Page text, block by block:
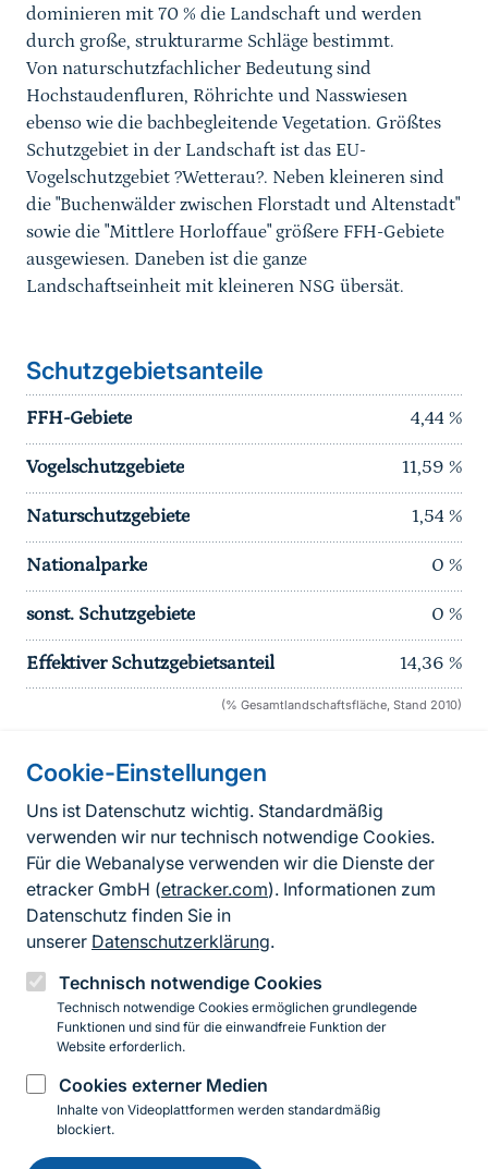
Cookie-Einstellungen
Uns ist Datenschutz wichtig. Standardmäßig
verwenden wir nur technisch notwendige Cookies.
Für die Webanalyse verwenden wir die Dienste der
etracker GmbH (etracker.com). Informationen zum
Datenschutz finden Sie in
unserer Datenschutzerklärung.
Technisch notwendige Cookies
Technisch notwendige Cookies ermöglichen grundlegende
Funktionen und sind für die einwandfreie Funktion der
Website erforderlich.
Cookies externer Medien
Inhalte von Videoplattformen werden standardmäßig
blockiert.
Einwilligung
dominieren mit 70 % die Landschaft und werden
durch große, strukturarme Schläge bestimmt.
Von naturschutzfachlicher Bedeutung sind
Hochstaudenfluren, Röhrichte und Nasswiesen
ebenso wie die bachbegleitende Vegetation. Größtes
Schutzgebiet in der Landschaft ist das EU-
Vogelschutzgebiet ?Wetterau?. Neben kleineren sind
die "Buchenwälder zwischen Florstadt und Altenstadt"
sowie die "Mittlere Horloffaue" größere FFH-Gebiete
ausgewiesen. Daneben ist die ganze
Landschaftseinheit mit kleineren NSG übersät.
Schutzgebietsanteile
FFH-Gebiete 4,44 %
Vogelschutzgebiete 11,59 %
Naturschutzgebiete 1,54 %
Nationalparke 0 %
sonst. Schutzgebiete 0 %
Effektiver Schutzgebietsanteil 14,36 %
(% Gesamtlandschaftsfläche, Stand 2010)
Informationen zur Seite
FußzeileKontakt zum BfN
Kontaktformular
Erklärung zur Barrierefreiheit
Impressum
Datenschutz
InstagramFacebookYouTubeLinkedIn